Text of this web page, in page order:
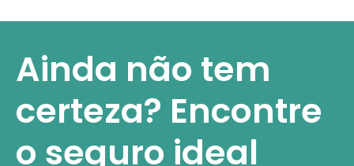
Ainda não tem
certeza? Encontre
o seguro ideal